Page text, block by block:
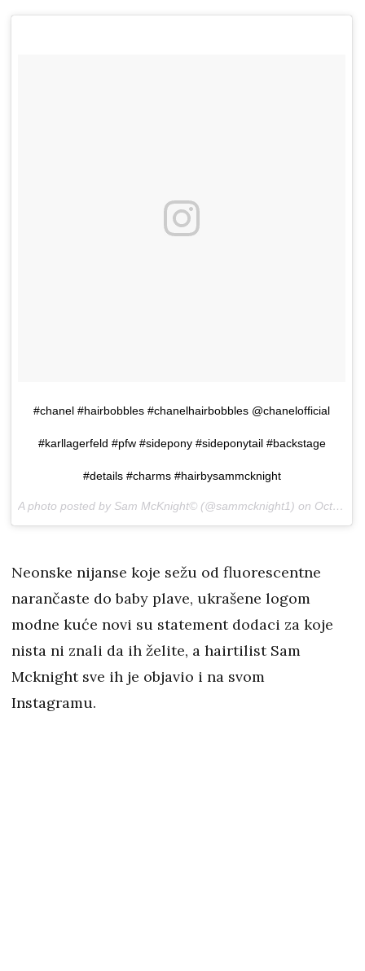
#chanel #hairbobbles #chanelhairbobbles @chanelofficial
#karllagerfeld #pfw #sidepony #sideponytail #backstage
#details #charms #hairbysammcknight
A photo posted by Sam McKnight© (@sammcknight1) on Oct 4, 2016 at 4:23am PDT
Neonske nijanse koje sežu od fluorescentne
narančaste do baby plave, ukrašene logom
modne kuće novi su statement dodaci za koje
nista ni znali da ih želite, a hairtilist Sam
Mcknight sve ih je objavio i na svom
Instagramu.